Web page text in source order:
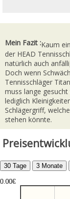
Mein Fazit :Kaum
der HEAD
natürlich auch
Doch wenn
Tennisschläger
muss lange
lediglich
Schlägergriff,
stehen könnte.